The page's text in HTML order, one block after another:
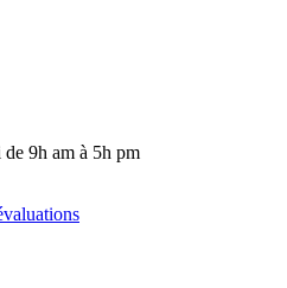
9h am à 5h pm